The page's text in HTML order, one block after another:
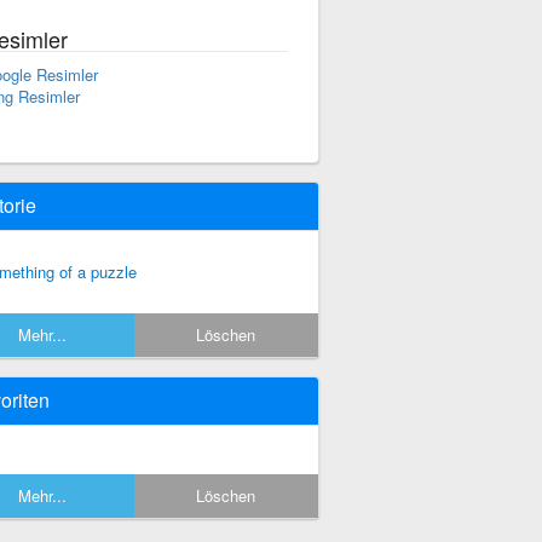
Resimler
Resimler
of a puzzle
Mehr... Löschen
Mehr... Löschen